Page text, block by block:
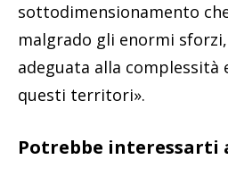
sottodimensionamento
malgrado gli enormi
adeguata alla complessità
questi territori».
Potrebbe interessarti